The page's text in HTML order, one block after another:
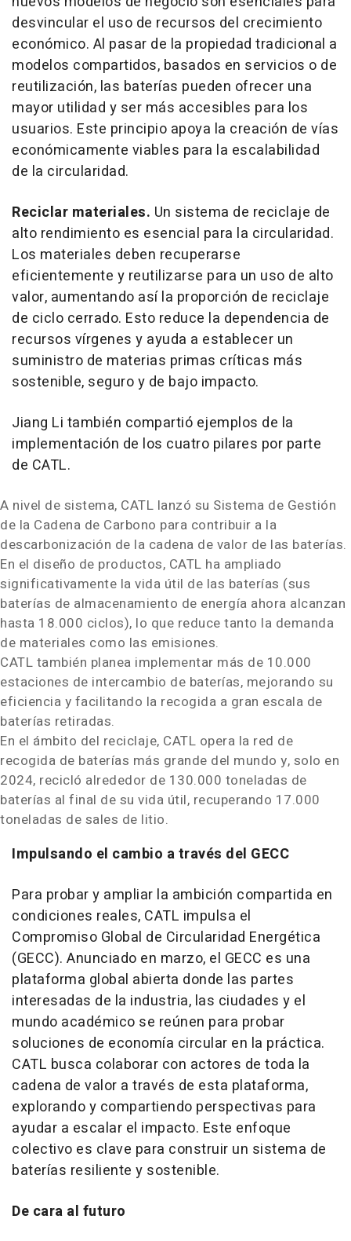
desvincular el uso de recursos del crecimiento
económico. Al pasar de la propiedad tradicional a
modelos compartidos, basados en servicios o de
reutilización, las baterías pueden ofrecer una
mayor utilidad y ser más accesibles para los
usuarios. Este principio apoya la creación de vías
económicamente viables para la escalabilidad
de la circularidad.
Reciclar materiales. Un sistema de reciclaje de
alto rendimiento es esencial para la circularidad.
Los materiales deben recuperarse
eficientemente y reutilizarse para un uso de alto
valor, aumentando así la proporción de reciclaje
de ciclo cerrado. Esto reduce la dependencia de
recursos vírgenes y ayuda a establecer un
suministro de materias primas críticas más
sostenible, seguro y de bajo impacto.
Jiang Li también compartió ejemplos de la
implementación de los cuatro pilares por parte
de CATL.
A nivel de sistema, CATL lanzó su Sistema de Gestión
de la Cadena de Carbono para contribuir a la
descarbonización de la cadena de valor de las baterías.
En el diseño de productos, CATL ha ampliado
significativamente la vida útil de las baterías (sus
baterías de almacenamiento de energía ahora alcanzan
hasta 18.000 ciclos), lo que reduce tanto la demanda
de materiales como las emisiones.
CATL también planea implementar más de 10.000
estaciones de intercambio de baterías, mejorando su
eficiencia y facilitando la recogida a gran escala de
baterías retiradas.
En el ámbito del reciclaje, CATL opera la red de
recogida de baterías más grande del mundo y, solo en
2024, recicló alrededor de 130.000 toneladas de
baterías al final de su vida útil, recuperando 17.000
toneladas de sales de litio.
Impulsando el cambio a través del GECC
Para probar y ampliar la ambición compartida en
condiciones reales, CATL impulsa el
Compromiso Global de Circularidad Energética
(GECC). Anunciado en marzo, el GECC es una
plataforma global abierta donde las partes
interesadas de la industria, las ciudades y el
mundo académico se reúnen para probar
soluciones de economía circular en la práctica.
CATL busca colaborar con actores de toda la
cadena de valor a través de esta plataforma,
explorando y compartiendo perspectivas para
ayudar a escalar el impacto. Este enfoque
colectivo es clave para construir un sistema de
baterías resiliente y sostenible.
De cara al futuro